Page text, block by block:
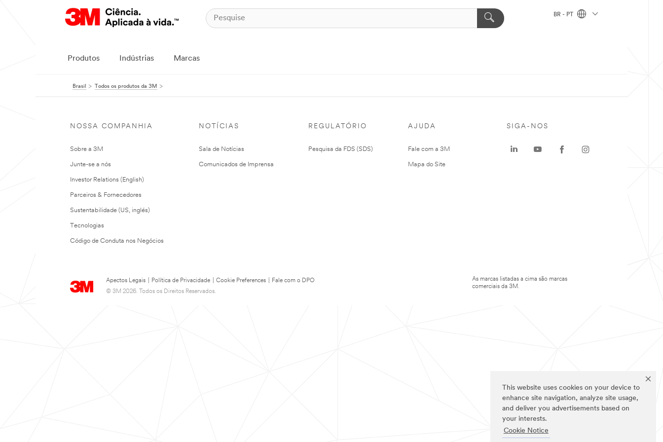
This website uses cookies on your device to
enhance site navigation, analyze site usage,
and deliver you advertisements based on
your interests.
Cookie Notice
BR - PT
Produtos Indústrias Marcas
Brasil Todos os produtos da 3M
NOSSA COMPANHIA
Sobre a 3M
Junte-se a nós
Investor Relations (English)
Parceiros & Fornecedores
Sustentabilidade (US, inglés)
Tecnologias
Código de Conduta nos Negócios
NOTÍCIAS
Sala de Notícias
Comunicados de Imprensa
REGULATÓRIO
Pesquisa da FDS (SDS)
AJUDA
Fale com a 3M
Mapa do Site
Apectos Legais Política de Privacidade Cookie Preferences
Fale com o DPO
© 3M 2026. Todos os Direitos Reservados.
SIGA-NOS
As marcas listadas a cima são marcas
comerciais da 3M.